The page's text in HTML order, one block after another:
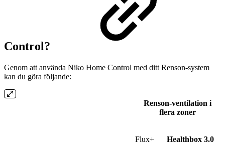
Control?
Genom att använda Niko Home Control med ditt Renson-system
kan du göra följande:
Renson-ventilation i
flera zoner
Flux+ Healthbox 3.0